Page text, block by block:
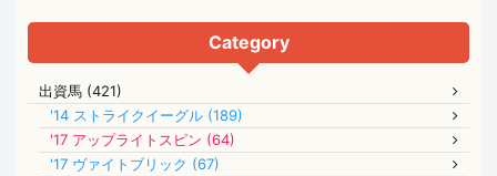
Category
出資馬 (421)
'14 ストライクイーグル (189)
'17 アップライトスピン (64)
'17 ヴァイトブリック (67)